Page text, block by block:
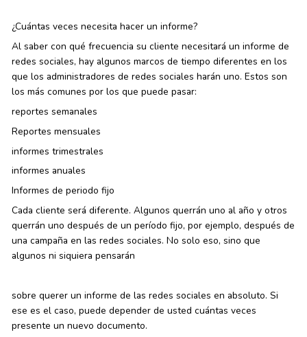
¿Cuántas veces necesita hacer un informe?
Al saber con qué frecuencia su cliente necesitará un informe de
redes sociales, hay algunos marcos de tiempo diferentes en los
que los administradores de redes sociales harán uno. Estos son
los más comunes por los que puede pasar:
reportes semanales
Reportes mensuales
informes trimestrales
informes anuales
Informes de periodo fijo
Cada cliente será diferente. Algunos querrán uno al año y otros
querrán uno después de un período fijo, por ejemplo, después de
una campaña en las redes sociales. No solo eso, sino que
algunos ni siquiera pensarán
sobre querer un informe de las redes sociales en absoluto. Si
ese es el caso, puede depender de usted cuántas veces
presente un nuevo documento.